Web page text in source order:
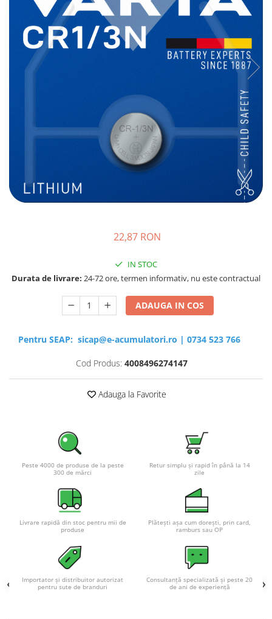
Sisteme de management (BMS)
Redresoare, incarcatoare si testere
Redresoare auto, moto, barci si
stationare
22,87 RON
IN STOC
Durata de livrare: 24-72 ore, termen informativ, nu este contractual
ADAUGA IN COS
Pentru SEAP: sicap@e-acumulatori.ro | 0734 523 766
Cod Produs: 4008496274147
Adauga la Favorite
Peste 4000 de produse de la peste
300 de mărci
Retur simplu și rapid în până la 14
zile
Livrare rapidă din stoc pentru mii de
produse
Plătești așa cum dorești, prin card,
ramburs sau OP
Importator și distribuitor autorizat
pentru sute de branduri
Consultanță specializată și peste 20
de ani de experiență